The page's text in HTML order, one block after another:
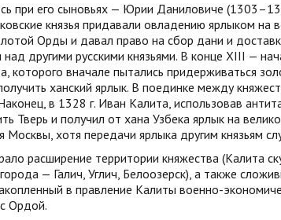
при его сыновьях — Юрии Даниловиче
князья придавали овладению ярлыком на
Орды и давал право на сбор дани и
другими русскими князьями. В конце XIII —
которого вначале пытались придерживаться
ханский ярлык. В поединке между
в 1328 г. Иван Калита, использовав
Тверь и получил от хана Узбека ярлык на
хотя передачи ярлыка другим князьям
расширение территории княжества (Калита
— Галич, Углич, Белоозерск), а также
в правление Калиты военно-
Ордой.